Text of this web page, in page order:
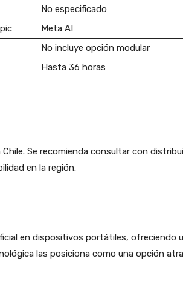
No especificado
Meta AI
No incluye opción modular
Hasta 36 horas
Chile. Se recomienda consultar con
en la región.
en dispositivos portátiles, ofreciendo
las posiciona como una opción